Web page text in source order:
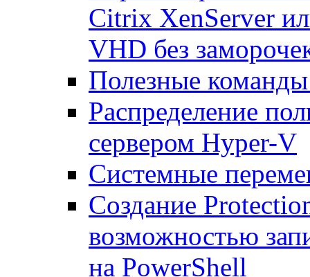
Citrix XenServer
VHD без
Полезные
Распределение
сервером Hyper-V
Системные
Создание
возможностью
на PowerShell